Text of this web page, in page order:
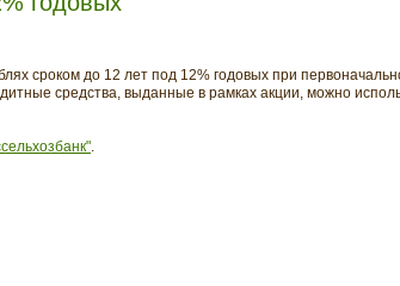
сроком до 12 лет под 12% годовых при
средства, выданные в рамках акции, можно
.